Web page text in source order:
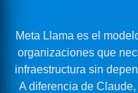
Meta Llama es el
organizaciones que
infraestructura sin
A diferencia de